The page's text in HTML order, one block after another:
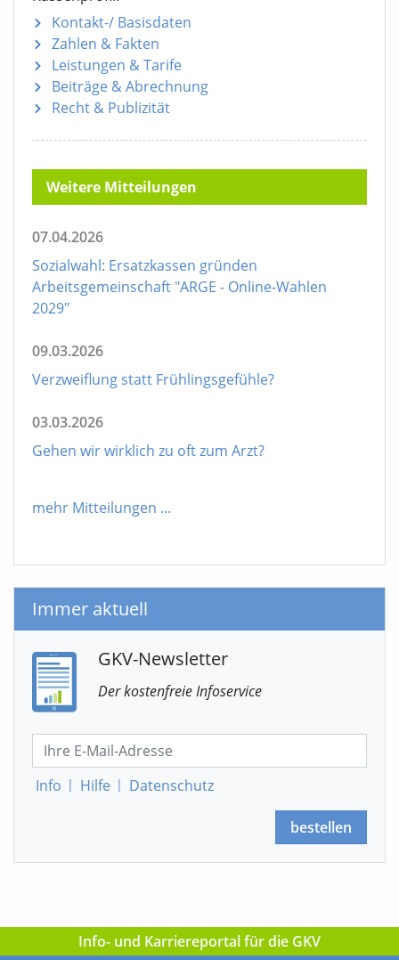
Kontakt-/ Basisdaten
Zahlen & Fakten
Leistungen & Tarife
Beiträge & Abrechnung
Recht & Publizität
Weitere Mitteilungen
07.04.2026
Sozialwahl: Ersatzkassen gründen
Arbeitsgemeinschaft "ARGE - Online-Wahlen
2029"
09.03.2026
Verzweiflung statt Frühlingsgefühle?
03.03.2026
Gehen wir wirklich zu oft zum Arzt?
mehr Mitteilungen ...
Immer aktuell
GKV-Newsletter
Der kostenfreie Infoservice
Info | Hilfe | Datenschutz
bestellen
Info- und Karriereportal für die GKV